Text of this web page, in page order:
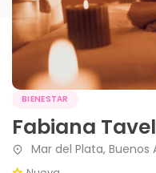
BIENESTAR
Fabiana
Mar del Plata, Buenos